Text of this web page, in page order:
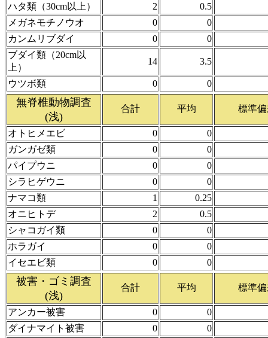
ハタ類（30cm以上）
2
0.5
メガネモチノウオ
0
0
カンムリブダイ
0
0
ブダイ類（20cm以
上）
14 3.5
ウツボ類 0 0
無脊椎動物調査
(浅)
合計 平均 標準
オトヒメエビ 0
0
ガンガゼ類
0
0
パイプウニ
0
0
シラヒゲウニ
0
0
ナマコ類
1
0.25
オニヒトデ
2
0.5
シャコガイ類
0
0
ホラガイ
0
0
イセエビ類
0 0
被害・ゴミ調査
(浅)
合計 平均 標準
アンカー被害 0
0
ダイナマイト被害
0
0